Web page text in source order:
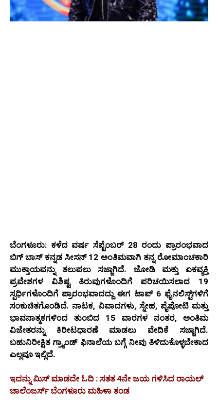
ಬೆಂಗಳೂರು: ಕಳೆದ ವರ್ಷ ಸೆಪ್ಟೆಂಬರ್ 28 ರಂದು ಪ್ರಾರಂಭವಾದ
ಬಿಗ್ ಬಾಸ್ ಕನ್ನಡ ಸೀಸನ್ 12 ಅಂತಿಮವಾಗಿ ತನ್ನ ರೋಮಾಂಚಕಾರಿ
ಮುಕ್ತಾಯವನ್ನು ತಲುಪಲು ಸಜ್ಜಾಗಿದೆ. ಜೋಡಿ ಮತ್ತು ಏಕವ್ಯಕ್ತಿ
ಪ್ರವೇಶಗಳ ವಿಶಿಷ್ಟ ತಿರುವುಗಳೊಂದಿಗೆ ಪರಿಚಯಿಸಲಾದ 19
ಸ್ಪರ್ಧಿಗಳೊಂದಿಗೆ ಪ್ರಾರಂಭವಾದದ್ದು ಈಗ ಟಾಪ್ 6 ಫೈನಲಿಸ್ಟ್‌ಗಳಿಗೆ
ಸಂಕುಚಿತಗೊಂಡಿದೆ. ನಾಟಕ, ವಿವಾದಗಳು, ಸ್ನೇಹ, ಪೈಪೋಟಿ ಮತ್ತು
ಭಾವನಾತ್ಮಕಗಳಿಂದ ತುಂಬಿದ 15 ವಾರಗಳ ನಂತರ, ಅಂತಿಮ
ವಿಜೇತರನ್ನು ಕಿರೀಟಧಾರಣೆ ಮಾಡಲು ವೇದಿಕೆ ಸಜ್ಜಾಗಿದೆ.
ಬಹುನಿರೀಕ್ಷಿತ ಗ್ರ್ಯಾಂಡ್ ಫಿನಾಲೆಯ ಬಗ್ಗೆ ನೀವು ತಿಳಿದುಕೊಳ್ಳಬೇಕಾದ
ಎಲ್ಲವೂ ಇಲ್ಲಿದೆ.
ಇದನ್ನು ಮಿಸ್ ಮಾಡದೇ ಓದಿ : ಸತತ 4ನೇ ಜಯ ಗಳಿಸಿದ ರಾಯಲ್
ಚಾಲೆಂಜರ್ಸ್ ಬೆಂಗಳೂರು ಮಹಿಳಾ ತಂಡ